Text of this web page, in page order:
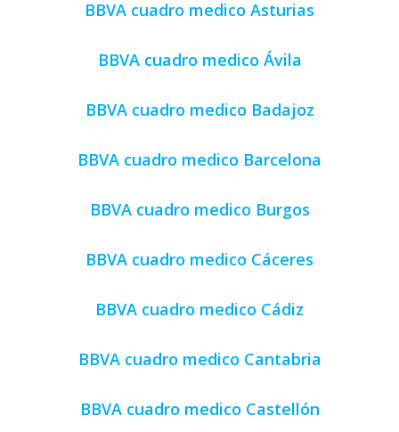
BBVA cuadro medico Asturias
BBVA cuadro medico Ávila
BBVA cuadro medico Badajoz
BBVA cuadro medico Barcelona
BBVA cuadro medico Burgos
BBVA cuadro medico Cáceres
BBVA cuadro medico Cádiz
BBVA cuadro medico Cantabria
BBVA cuadro medico Castellón